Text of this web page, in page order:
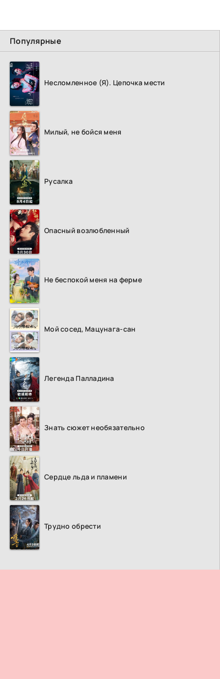
Популярные
Несломленное (Я). Цепочка мести
Милый, не бойся меня
Русалка
Опасный возлюбленный
Не беспокой меня на ферме
Мой сосед, Мацунага-сан
Легенда Палладина
Знать сюжет необязательно
Сердце льда и пламени
Трудно обрести